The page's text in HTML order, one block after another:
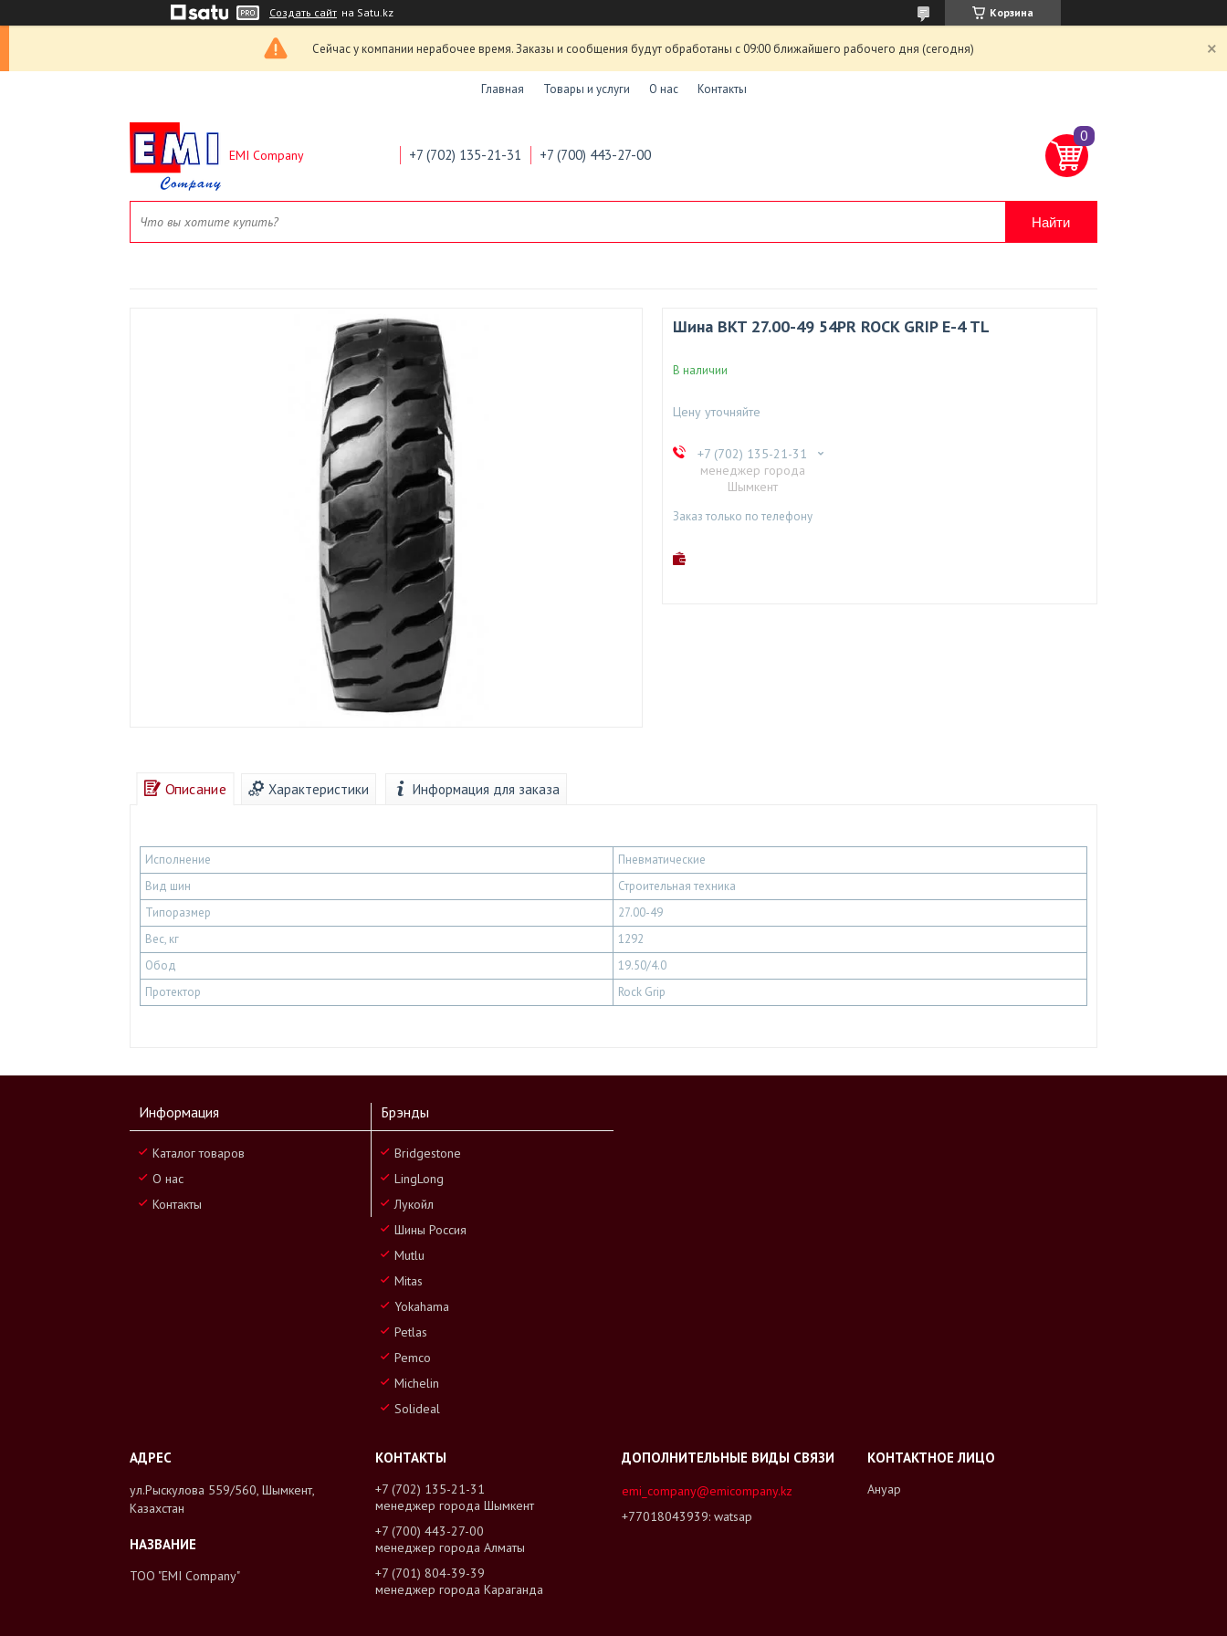
Создать сайт на Satu.kz Корзина
Сейчас у компании нерабочее время. Заказы и сообщения будут обработаны с 09:00 ближайшего рабочего дня (сегодня)
Главная Товары и услуги О нас Контакты
EMI Company +7 (702) 135-21-31 +7 (700) 443-27-00
Найти
Шина BKT 27.00-49 54PR ROCK GRIP E-4 TL
В наличии
Цену уточняйте
+7 (702) 135-21-31
менеджер города
Шымкент
Заказ только по телефону
Описание Характеристики Информация для заказа
Исполнение
Пневматические
Вид шин
Строительная техника
Типоразмер
27.00-49
Вес, кг
1292
Обод
19.50/4.0
Протектор
Rock Grip
Информация
Каталог товаров
О нас
Контакты
Брэнды
Bridgestone
LingLong
Лукойл
Шины Россия
Mutlu
Mitas
Yokahama
Petlas
Pemco
Michelin
Solideal
ул.Рыскулова 559/560, Шымкент,
Казахстан
ТОО "EMI Company"
+7 (702) 135-21-31
менеджер города Шымкент
+7 (700) 443-27-00
менеджер города Алматы
+7 (701) 804-39-39
менеджер города Караганда
emi_company@emicompany.kz
+77018043939 watsap
Ануар